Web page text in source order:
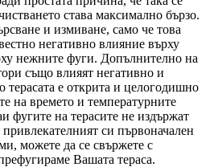
става максимално бързо.
и измиване, само че това
негативно влияние върху
нежните фуги. Допълнително на
също влияят негативно и
терасата е открита и целогодишно
на времето и температурните
фугите на терасите не издържат
си първоначален
можете да се свържете с
Вашата тераса.